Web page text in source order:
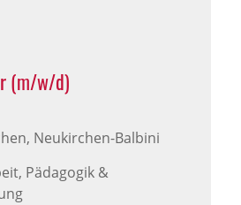
(m/w/d)
Neukirchen-Balbini
Pädagogik &